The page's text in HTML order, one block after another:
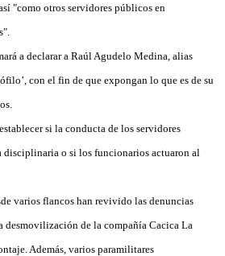
"como otros servidores públicos en
a declarar a Raúl Agudelo Medina, alias
con el fin de que expongan lo que es de su
si la conducta de los servidores
o si los funcionarios actuaron al
varios flancos han revivido las denuncias
desmovilización de la compañía Cacica La
Además, varios paramilitares